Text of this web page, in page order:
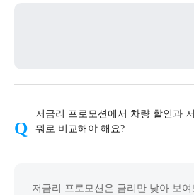
저금리 프로모션에서 차량 할인과
뭐로 비교해야 해요?
저금리 프로모션은 금리만 낮아 보